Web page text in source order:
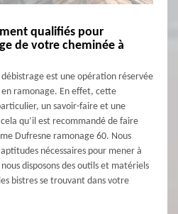
qualifiés pour
de votre cheminée à
est une opération réservée
en ramonage. En effet, cette
un savoir-faire et une
qu’il est recommandé de faire
Dufresne ramonage 60. Nous
nécessaires pour mener à
disposons des outils et matériels
bistres se trouvant dans votre